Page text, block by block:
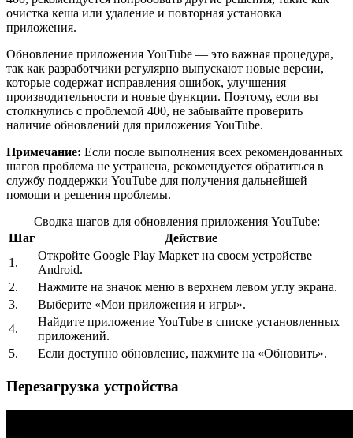
очистка кеша или удаление и повторная установка
приложения.
Обновление приложения YouTube — это важная процедура,
так как разработчики регулярно выпускают новые версии,
которые содержат исправления ошибок, улучшения
производительности и новые функции. Поэтому, если вы
столкнулись с проблемой 400, не забывайте проверить
наличие обновлений для приложения YouTube.
Примечание: Если после выполнения всех рекомендованных
шагов проблема не устранена, рекомендуется обратиться в
службу поддержки YouTube для получения дальнейшей
помощи и решения проблемы.
Сводка шагов для обновления приложения YouTube:
Шаг
Действие
1.
Откройте Google Play Маркет на своем устройстве
Android.
2.
Нажмите на значок меню в верхнем левом углу экрана.
3.
Выберите «Мои приложения и игры».
4.
Найдите приложение YouTube в списке установленных
приложений.
5.
Если доступно обновление, нажмите на «Обновить».
Перезагрузка устройства